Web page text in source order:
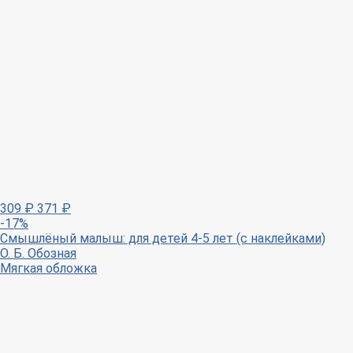
309 ₽ 371 ₽
-17%
Смышлёный малыш: для детей 4-5 лет (с наклейками)
О. Б. Обозная
Мягкая обложка